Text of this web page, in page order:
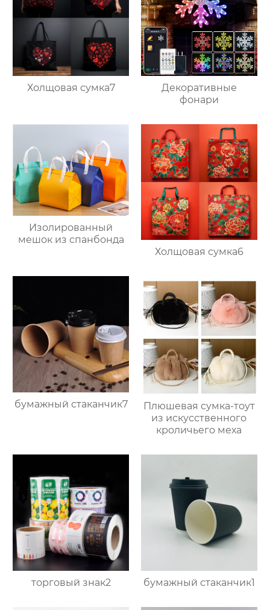
Холщовая сумка7
Декоративные
фонари
Изолированный
мешок из спанбонда
Холщовая сумка6
бумажный стаканчик7
Плюшевая сумка-тоут
из искусственного
кроличьего меха
торговый знак2 бумажный стаканчик1